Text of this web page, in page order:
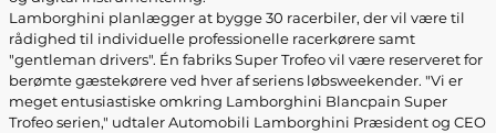
Lamborghini planlægger at bygge 30 racerbiler, der vil være til
rådighed til individuelle professionelle racerkørere samt
"gentleman drivers". Én fabriks Super Trofeo vil være reserveret for
berømte gæstekørere ved hver af seriens løbsweekender. "Vi er
meget entusiastiske omkring Lamborghini Blancpain Super
Trofeo serien," udtaler Automobili Lamborghini Præsident og CEO